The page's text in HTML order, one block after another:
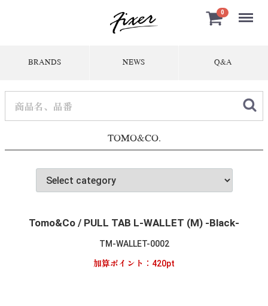
0 Menu
BRANDS NEWS Q&A
TOMO&CO.
Tomo&Co / PULL TAB L-WALLET (M) -Black-
TM-WALLET-0002
加算ポイント： 420pt